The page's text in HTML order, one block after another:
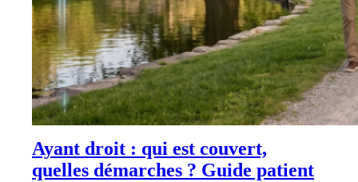
Ayant droit : qui est couvert,
quelles démarches ? Guide patient